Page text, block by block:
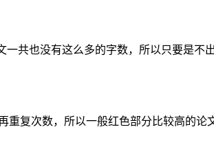
共也没有这么多的字数，所以只要是不
重复次数，所以一般红色部分比较高的论